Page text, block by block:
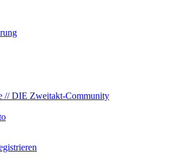
// DIE Zweitakt-Community